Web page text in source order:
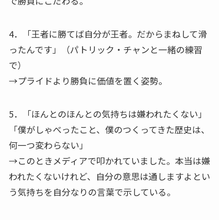
4．「王者に勝てば自分が王者。だからまねして滑
ったんです」（パトリック・チャンと一緒の練習
で）
→プライドより勝負に価値を置く姿勢。
5．「ほんとのほんとの気持ちは嫌われたくない」
「僕がしゃべったこと、僕のつくってきた歴史は、
何一つ変わらない」
→このときメディアで叩かれていました。本当は嫌
われたくないけれど、自分の意思は通しますよとい
う気持ちを自分なりの言葉で示している。